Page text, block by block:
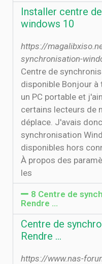
Installer centre
windows 10
https://
synchronisation-
Centre de
disponible Bonjour à
un PC portable et
certains lecteurs de
déplace. J'avais
synchronisation
disponibles hors
À propos des
les
8 Centre de
Rendre …
Centre de
Rendre …
https://www.nas-